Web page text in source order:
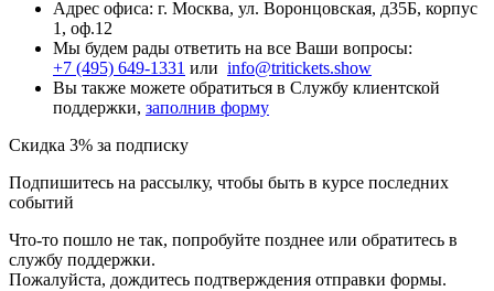
Адрес офиса: г. Москва, ул. Воронцовская, д35Б, корпус
1, оф.12
Мы будем рады ответить на все Ваши вопросы:
+7 (495) 649-1331 или info@tritickets.show
Вы также можете обратиться в Службу клиентской
поддержки, заполнив форму
Скидка 3% за подписку
Подпишитесь на рассылку, чтобы быть в курсе последних
событий
Что-то пошло не так, попробуйте позднее или обратитесь в
службу поддержки.
Пожалуйста, дождитесь подтверждения отправки формы.